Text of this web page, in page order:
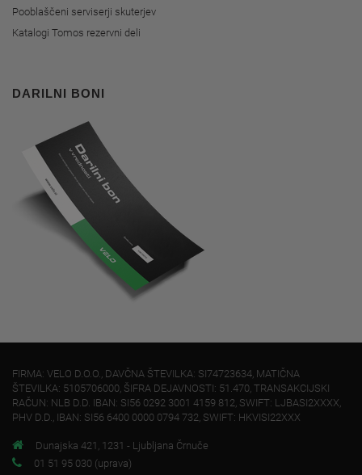
Pooblaščeni serviserji skuterjev
Katalogi Tomos rezervni deli
DARILNI BONI
FIRMA: VELO D.O.O., DAVČNA ŠTEVILKA: SI74723634, MATIČNA
ŠTEVILKA: 5105706000, ŠIFRA DEJAVNOSTI: 51.470, TRANSAKCIJSKI
RAČUN: NLB D.D. IBAN: SI56 0292 3001 4159 812, SWIFT: LJBASI2XXXX,
PHV D.D., IBAN: SI56 6400 0000 0794 732, SWIFT: HKVISI22XXX
Dunajska 421, 1231 - Ljubljana Črnuče
01 51 95 030 (uprava)